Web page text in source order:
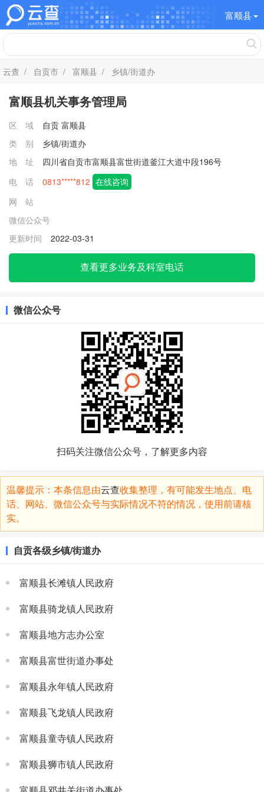
富顺县
云查 / 自贡市 / 富顺县 / 乡镇/街道办
富顺县机关事务管理局
区 域 自贡 富顺县
类 别
乡镇/街道办
地 址
四川省自贡市富顺县富世街道釜江大道中段196号
电 话
0813*****812 在线咨询
网 站
微信公众号
更新时间
2022-03-31
查看更多业务及科室电话
微信公众号
扫码关注微信公众号，了解更多内容
温馨提示：本条信息由云查收集整理，有可能发生地点、电
话、网站、微信公众号与实际情况不符的情况，使用前请核
实。
自贡各级乡镇/街道办
富顺县长滩镇人民政府
富顺县骑龙镇人民政府
富顺县地方志办公室
富顺县富世街道办事处
富顺县永年镇人民政府
富顺县飞龙镇人民政府
富顺县童寺镇人民政府
富顺县狮市镇人民政府